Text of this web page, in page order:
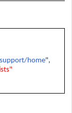
home",